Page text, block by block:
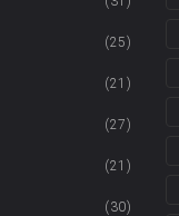
(25)
(21)
(27)
(21)
(30)